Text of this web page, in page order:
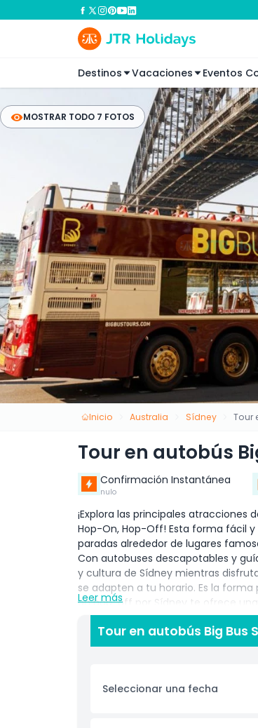
Destinos Vacaciones Eventos
MOSTRAR TODO 7 FOTOS
Inicio Australia Sídney Tour
Tour en autobús
Confirmación Instantánea
nulo
¡Explora las principales atracciones
Hop-On, Hop-Off! Esta forma fácil
paradas alrededor de lugares
Con autobuses descapotables y
y cultura de Sídney mientras
se adapten a tu horario. Es la
on hop-off por Sídney te ofrece
famosas, incluyendo la Ópera de
Bondi Beach. El tour cubre
guías de audio disponibles en
Leer más
Tour en autobús Big
Seleccionar una fecha